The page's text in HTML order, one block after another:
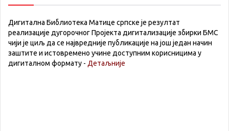
Дигитална Библиотека Матице српске је резултат
реализације дугорочног Пројекта дигитализације збирки БМС
чији је циљ да се највредније публикације на још један начин
заштите и истовремено учине доступним корисницима у
дигиталном формату - Детаљније